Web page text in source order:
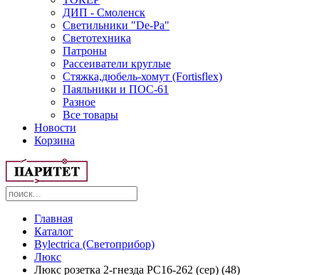
ДИП - Смоленск
Светильники "De-Pa"
Светотехника
Патроны
Рассеиватели круглые
Стяжка,дюбель-хомут (Fortisflex)
Паяльники и ПОС-61
Разное
Все товары
Новости
Корзина
Главная
Каталог
Bylectrica (Светоприбор)
Люкс
Люкс розетка 2-гнезда РС16-262 (сер) (48)